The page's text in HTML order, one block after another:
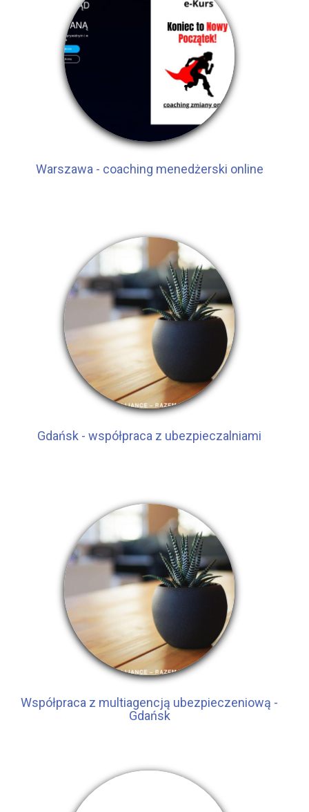
Warszawa - coaching menedżerski online
Gdańsk - współpraca z ubezpieczalniami
Współpraca z multiagencją ubezpieczeniową -
Gdańsk